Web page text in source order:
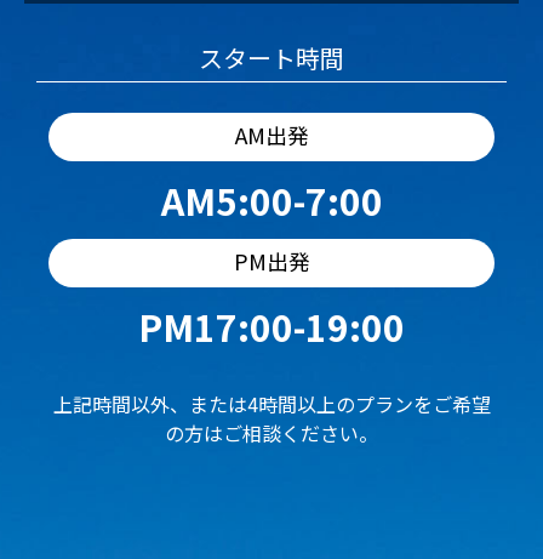
スタート時間
AM出発
AM5:00-7:00
PM出発
PM17:00-19:00
上記時間以外、または4時間以上のプランをご希望
の方はご相談ください。